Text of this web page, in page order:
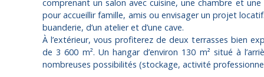
comprenant un salon avec cuisine, une chambre et une
pour accueillir famille, amis ou envisager un projet
buanderie, d’un atelier et d’une cave.
À l’extérieur, vous profiterez de deux terrasses bien
de 3 600 m². Un hangar d’environ 130 m² situé à
nombreuses possibilités (stockage, activité